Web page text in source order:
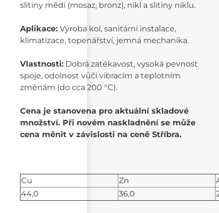
slitiny mědi (mosaz, bronz), nikl a slitiny niklu.
Aplikace: Výroba kol, sanitární instalace,
klimatizace, topenářství, jemná mechanika.
Vlastnosti: Dobrá zatékavost, vysoká pevnost
spoje, odolnost vůči vibracím a teplotním
změnám (do cca 200 °C).
Cena je stanovena pro aktuální skladové
množství. Při novém naskladnění se může
cena měnit v závislosti na ceně Stříbra.
Cu Zn
44,0
36,0